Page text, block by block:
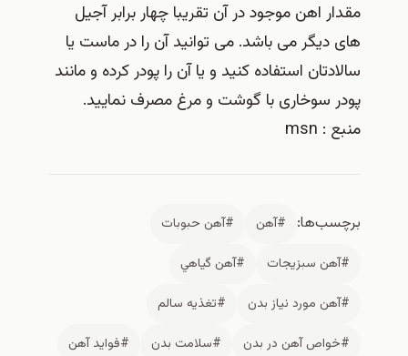
مقدار اهن موجود در آن تقریبا چهار برابر آجیل
های دیگر می باشد. می توانید آن را در ماست یا
سالادتان استفاده کنید و یا آن را پودر کرده و مانند
پودر سوخاری با گوشت و مرغ مصرف نمایید.
منبع : msn
برچسب‌ها: #آهن
#آهن حبوبات
#آهن سبزيجات
#آهن گياهي
#آهن مورد نیاز بدن
#تغذیه سالم
#خواص آهن در بدن
#سلامت بدن
#فواید آهن